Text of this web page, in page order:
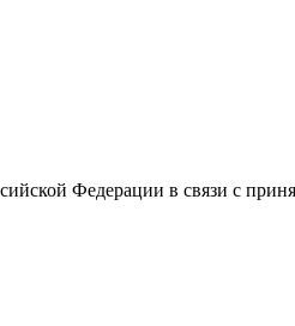
Федерации в связи с